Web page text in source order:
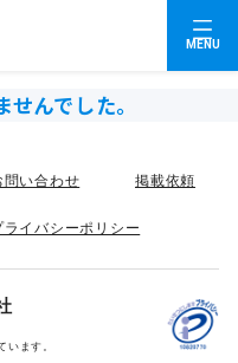
MENU
んでした。
問い合わせ 掲載依頼
ライバシーポリシー
ます。